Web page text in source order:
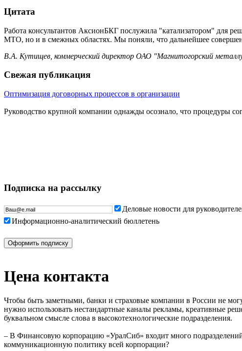
Цитата
Работа консультантов АксионБКГ послужила "катализатором" для
МТО, но и в смежных областях. Мы поняли, что дальнейшее
В.А. Кутищев, коммерческий директор ОАО "Магнитогорский
Свежая публикация
Оптимизация договорных процессов в организации
Руководство крупной компании однажды осознало, что процедуры
Подписка на рассылку
Деловые новости для
Информационно-аналитический бюллетень
Цена контакта
Чтобы быть заметными, банки и страховые компании в России не
нужно использовать нестандартные каналы рекламы, креативные
буквальном смысле слова в высокотехнологические подразделения.
– В Финансовую корпорацию «УралСиб» входит много
коммуникационную политику всей корпорации?